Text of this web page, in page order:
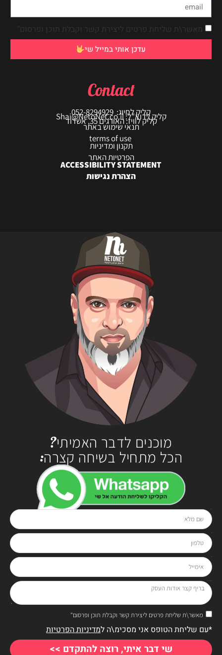
מאשר\ת שליחת פרטים ליצירת קשר וקבלת תוכן ופרסום"
עדכן אותי במייל שי
Contact
קליק לחיוג: 052-8294929
קליק לדוא"ל: Shai@NetoNet.co.il
קליק לוויז: האורגים 35, אשדוד
תנאי שימוש באתר
תקנון ומדיניות
הפרטיות האתר
ACCESSIBILITY STATEMENT
הצהרת נגישות
מוכנים לדבר האמיתי?
הכל מתחיל בשיחה קצרה:
מאשר\ת שליחת פרטים ליצירת קשר וקבלת תוכן ופרסום"
*עם שליחת הטופס אני מסכימ\ה למדיניות הפרטיות
שי דבר איתי, רוצה להתקדם >>